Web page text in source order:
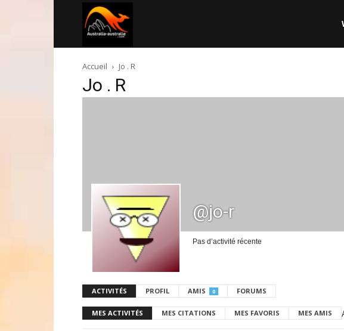
australie.com
Accueil Jo . R
Jo . R
@jo-r
Pas d’activité récente
ACTIVITÉS PROFIL AMIS 0 FORUMS
MES ACTIVITÉS MES CITATIONS MES FAVORIS MES AMIS